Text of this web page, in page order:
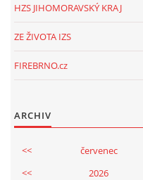
HZS JIHOMORAVSKÝ KRAJ
ZE ŽIVOTA IZS
FIREBRNO.cz
ARCHIV
<< červenec
<<
2026